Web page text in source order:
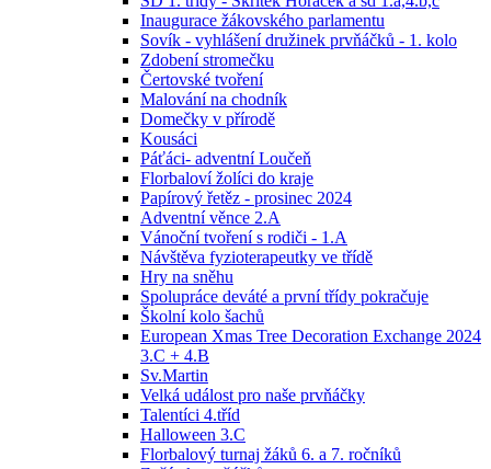
Inaugurace žákovského parlamentu
Sovík - vyhlášení družinek prvňáčků - 1. kolo
Zdobení stromečku
Čertovské tvoření
Malování na chodník
Domečky v přírodě
Kousáci
Páťáci- adventní Loučeň
Florbaloví žolíci do kraje
Papírový řetěz - prosinec 2024
Adventní věnce 2.A
Vánoční tvoření s rodiči - 1.A
Návštěva fyzioterapeutky ve třídě
Hry na sněhu
Spolupráce deváté a první třídy pokračuje
Školní kolo šachů
European Xmas Tree Decoration Exchange 2024
3.C + 4.B
Sv.Martin
Velká událost pro naše prvňáčky
Talentíci 4.tříd
Halloween 3.C
Florbalový turnaj žáků 6. a 7. ročníků